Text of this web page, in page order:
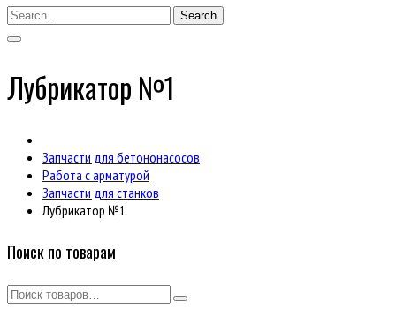
Search
Лубрикатор №1
Запчасти для бетононасосов
Работа с арматурой
Запчасти для станков
Лубрикатор №1
Поиск по товарам